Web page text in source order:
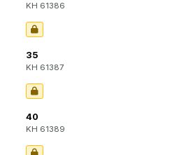
KH 61386
35
KH 61387
40
KH 61389